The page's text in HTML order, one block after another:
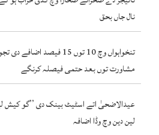
نال جاں بحق
تنخواہواں وچ 10 توں 15 فیصد
مشاورت توں بعد حتمی فیصلہ کرنگے
عیدالاضحیٰ اتے اسٹیٹ بینک دی ’’گو کیش
لین دین وچ وڈا اضافہ